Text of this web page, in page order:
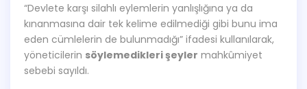
“Devlete karşı silahlı eylemlerin yanlışlığına ya da
kınanmasına dair tek kelime edilmediği gibi bunu ima
eden cümlelerin de bulunmadığı” ifadesi kullanılarak,
yöneticilerin söylemedikleri şeyler mahkûmiyet
sebebi sayıldı.